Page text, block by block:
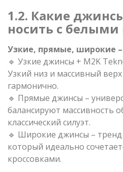
1.2. Какие
носить с белыми
Узкие, прямые, широкие
🔹 Узкие джинсы + M2K
Узкий низ и массивный
гармонично.
🔹 Прямые джинсы –
балансируют массивность
классический силуэт.
🔹 Широкие джинсы – тренд
который идеально
кроссовками.